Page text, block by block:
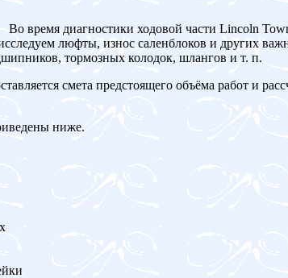
Во время диагностики ходовой части Lincoln
люфты, износ саленблоков и других
тормозных колодок, шлангов и т. п.
смета предстоящего объёма работ и
ниже.